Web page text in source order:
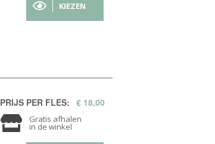
KIEZEN
PRIJS PER FLES: € 18,00
Gratis afhalen
in de winkel